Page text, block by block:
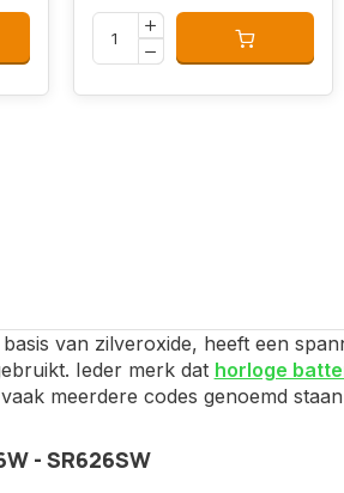
van zilveroxide, heeft een
Ieder merk dat horloge
meerdere codes genoemd
- SR626SW